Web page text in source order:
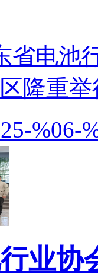
省电池
隆重举
%06-
业协